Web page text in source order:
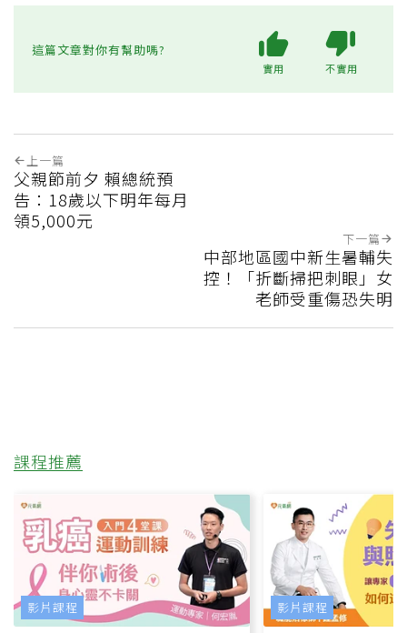
這篇文章對你有幫助嗎?
實用 不實用
上一篇
父親節前夕 賴總統預
告：18歲以下明年每月
領5,000元
下一篇
中部地區國中新生暑輔失
控！「折斷掃把刺眼」女
老師受重傷恐失明
課程推薦
影片課程 影片課程